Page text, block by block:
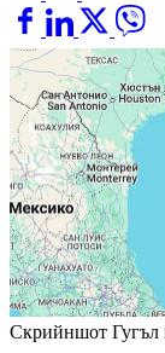
Скрийншот Гугъл